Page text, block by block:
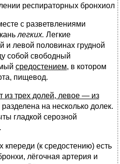
респираторных бронхиол
с разветвлениями
легких. Легкие
и левой половинах грудной
собой свободный
средостением, в котором
пищевод.
из трех долей, левое — из
на несколько долек.
гладкой серозной
кпереди (к средостению) есть
лёгочная артерия и